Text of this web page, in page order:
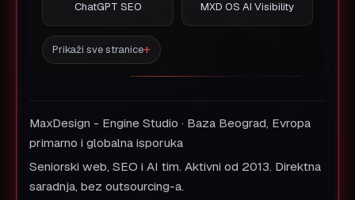
ChatGPT SEO MXD OS AI Visibility
Prikaži sve stranice
MaxDesign - Engine Studio · Baza Beograd, Evropa
primarno i globalna isporuka
Seniorski web, SEO i AI tim. Aktivni od 2013. Direktna
saradnja, bez outsourcing-a.